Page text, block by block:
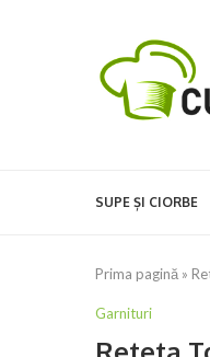
SUPE ȘI CIORBE
Prima pagină »
Garnituri